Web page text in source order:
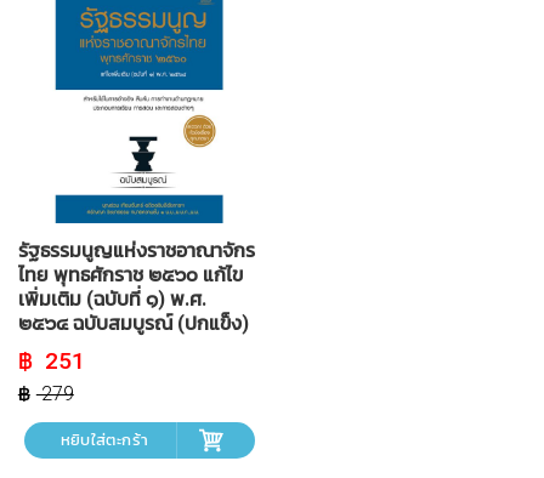
รัฐธรรมนูญแห่งราชอาณาจักร
ไทย พุทธศักราช ๒๕๖๐ แก้ไข
เพิ่มเติม (ฉบับที่ ๑) พ.ศ.
๒๕๖๔ ฉบับสมบูรณ์ (ปกแข็ง)
279
Original
price
was:
฿ 279.
251
Current
price
is:
฿ 251.
หยิบใส่ตะกร้า